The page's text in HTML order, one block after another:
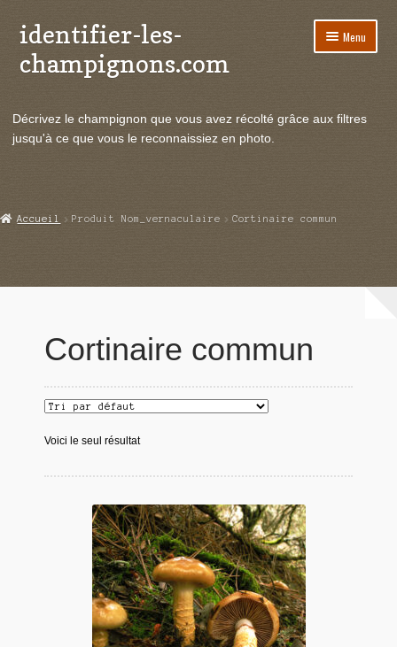
Aller
à
la
Aller
au
contenu
identifier-les-
champignons.com
Menu
le
Actualités
Echanges et contacts
Décrivez le champignon que vous avez récolté grâce aux filtres
jusqu'à ce que vous le reconnaissiez en photo.
Accueil Produit Nom_vernaculaire Cortinaire commun
Cortinaire commun
Voici le seul résultat